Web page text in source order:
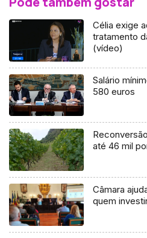
Célia exige
tratamento
(vídeo)
Salário
580 euros
até 46 mil
Câmara
quem